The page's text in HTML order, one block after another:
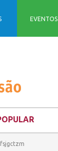
EVENTOS